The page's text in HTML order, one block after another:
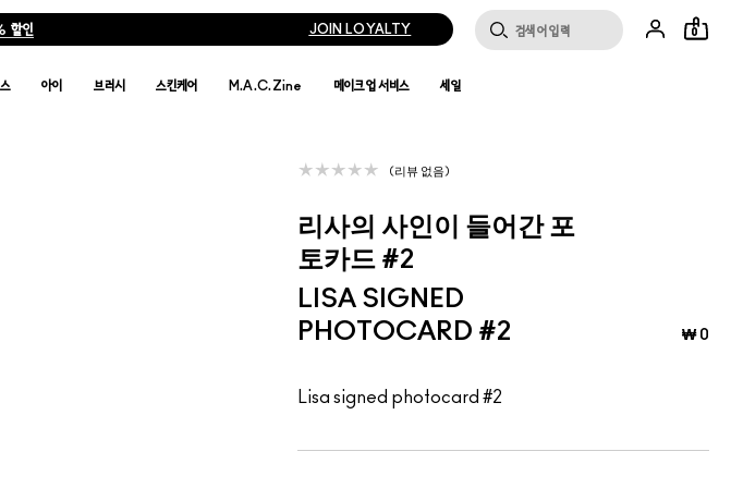
할인 JOIN LOYALTY 0
아이 브러시 스킨케어 M.A.C.Zine 메이크업 서비스 세일
리사의 사인이 들어간 포
토카드 #2
LISA SIGNED
PHOTOCARD #2
₩ 0
Lisa signed photocard #2
리뷰 없음